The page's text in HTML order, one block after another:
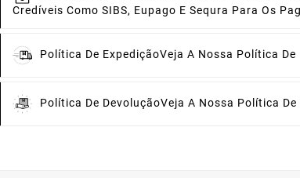
Credíveis Como SIBS, Eupago E Sequra Para Os
Política De ExpediçãoVeja A Nossa Política De
Política De DevoluçãoVeja A Nossa Política De